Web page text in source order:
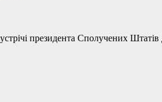
президента Сполучених